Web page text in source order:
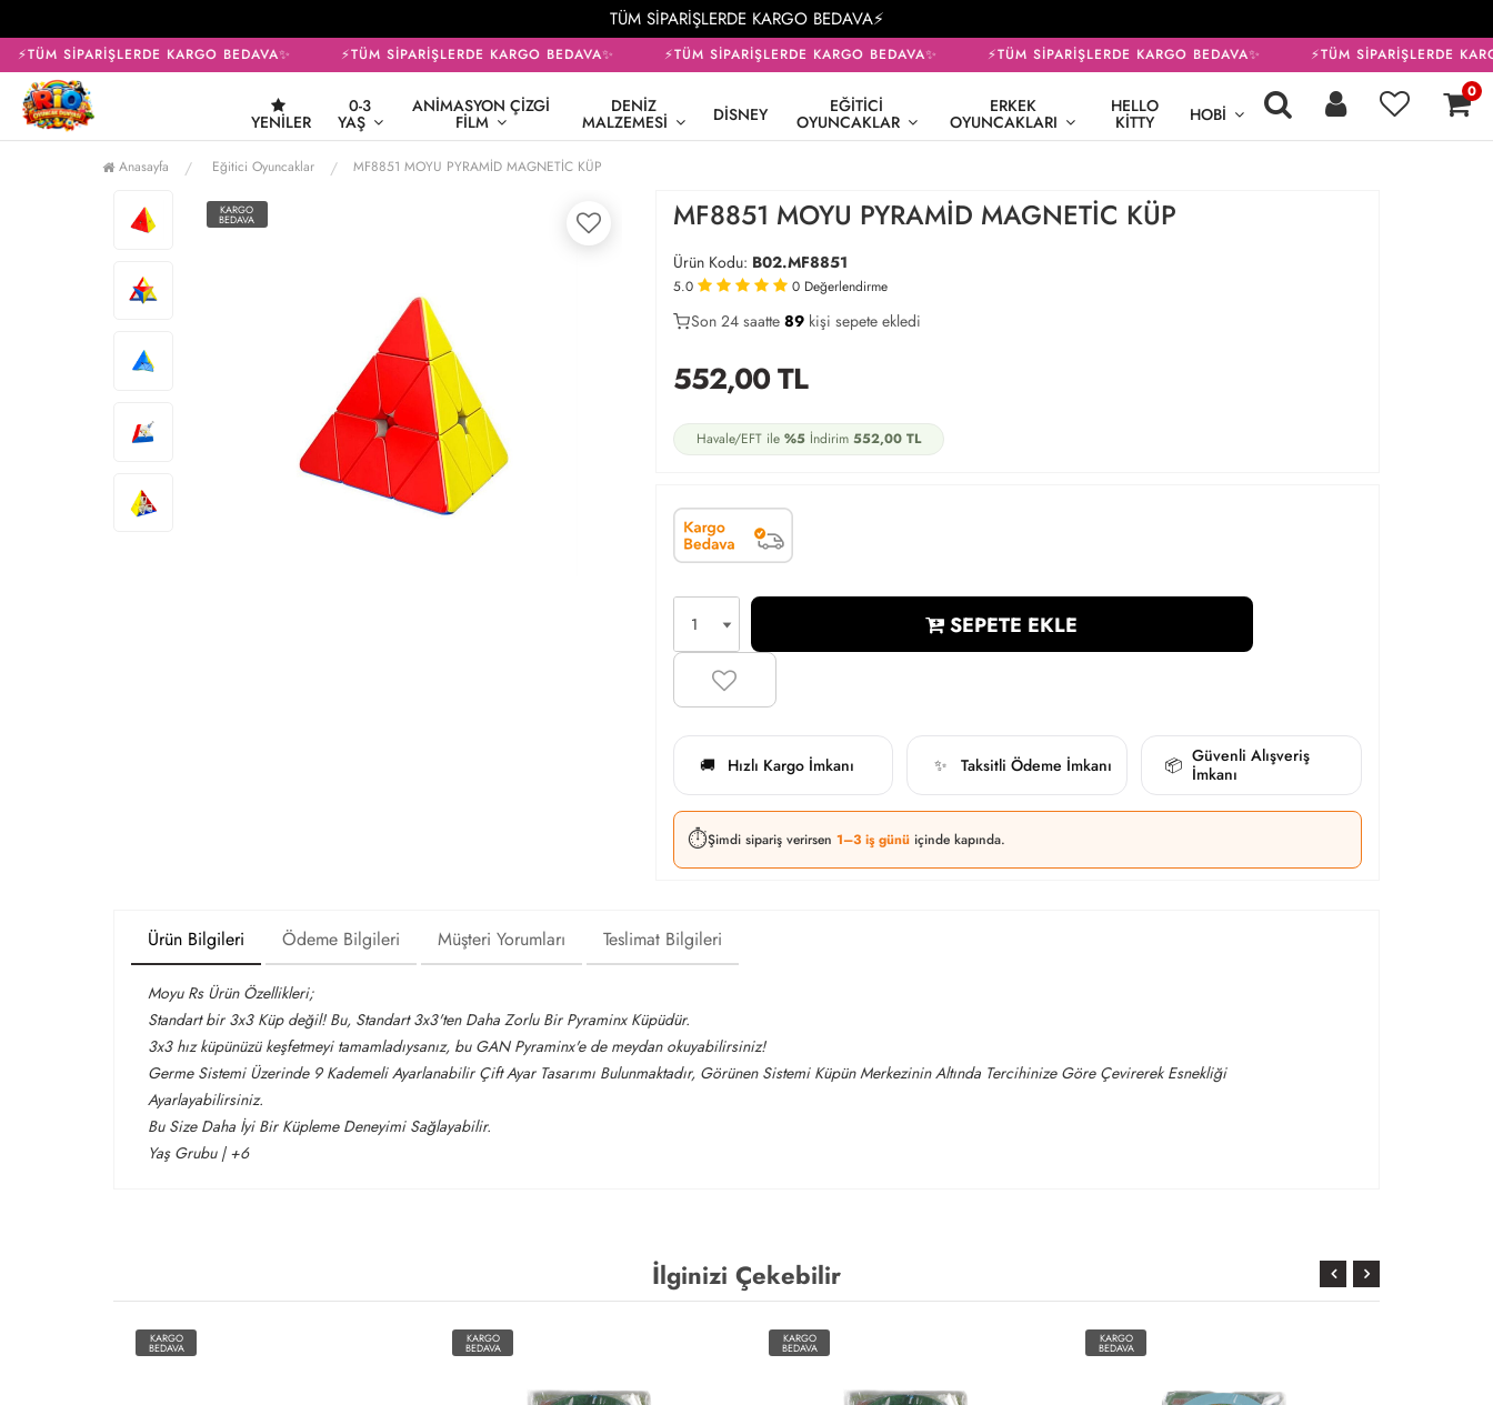
TÜM SİPARİŞLERDE KARGO BEDAVA⚡
⚡TÜM SİPARİŞLERDE KARGO BEDAVA✨ ⚡TÜM SİPARİŞLERDE KARGO BEDAVA✨ ⚡TÜM SİPARİŞLERDE KARGO BEDAVA✨ ⚡TÜM SİPARİŞLERDE KARGO BEDAVA✨ ⚡TÜM SİPARİŞLERDE
YENILER
0-3
YAŞ
ANIMASYON ÇIZGI
FILM
DENIZ
MALZEMESI DISNEY EĞITICI
OYUNCAKLAR
ERKEK
OYUNCAKLARI
HELLO
KITTY HOBI
0
Anasayfa Eğitici Oyuncaklar MF8851 MOYU PYRAMİD MAGNETİC KÜP
KARGO
BEDAVA MF8851 MOYU PYRAMİD MAGNETİC KÜP
Ürün Kodu: B02.MF8851
5.0 0 Değerlendirme
42
Son 24 saatte 89kişi sepete ekledi
36
552,00TL
Havale/EFT ile %5İndirim 552,00TL
SEPETE EKLE
🚚 Hızlı Kargo İmkanı ✨ Taksitli Ödeme İmkanı 📦 Güvenli Alışveriş
İmkanı
⏱️Şimdi sipariş verirsen 1–3 iş günü içinde kapında.
Ürün Bilgileri Ödeme Bilgileri Müşteri Yorumları Teslimat Bilgileri
Moyu Rs Ürün Özellikleri;
Standart bir 3x3 Küp değil! Bu, Standart 3x3'ten Daha Zorlu Bir Pyraminx Küpüdür.
3x3 hız küpünüzü keşfetmeyi tamamladıysanız, bu GAN Pyraminx'e de meydan okuyabilirsiniz!
Germe Sistemi Üzerinde 9 Kademeli Ayarlanabilir Çift Ayar Tasarımı Bulunmaktadır, Görünen Sistemi Küpün Merkezinin Altında Tercihinize Göre Çevirerek Esnekliği
Ayarlayabilirsiniz.
Bu Size Daha İyi Bir Küpleme Deneyimi Sağlayabilir.
Yaş Grubu | +6
İlginizi Çekebilir
KARGO
BEDAVA
KARGO
BEDAVA
KARGO
BEDAVA
KARGO
BEDAVA